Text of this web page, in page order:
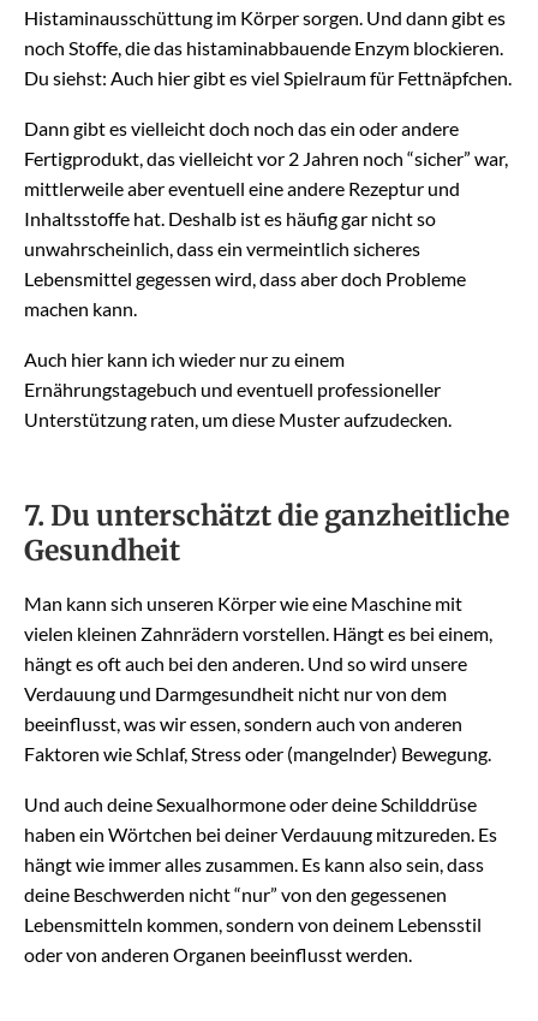
Histaminausschüttung im Körper sorgen. Und dann gibt es
noch Stoffe, die das histaminabbauende Enzym blockieren.
Du siehst: Auch hier gibt es viel Spielraum für Fettnäpfchen.
Dann gibt es vielleicht doch noch das ein oder andere
Fertigprodukt, das vielleicht vor 2 Jahren noch “sicher” war,
mittlerweile aber eventuell eine andere Rezeptur und
Inhaltsstoffe hat. Deshalb ist es häufig gar nicht so
unwahrscheinlich, dass ein vermeintlich sicheres
Lebensmittel gegessen wird, dass aber doch Probleme
machen kann.
Auch hier kann ich wieder nur zu einem
Ernährungstagebuch und eventuell professioneller
Unterstützung raten, um diese Muster aufzudecken.
7. Du unterschätzt die ganzheitliche
Gesundheit
Man kann sich unseren Körper wie eine Maschine mit
vielen kleinen Zahnrädern vorstellen. Hängt es bei einem,
hängt es oft auch bei den anderen. Und so wird unsere
Verdauung und Darmgesundheit nicht nur von dem
beeinflusst, was wir essen, sondern auch von anderen
Faktoren wie Schlaf, Stress oder (mangelnder) Bewegung.
Und auch deine Sexualhormone oder deine Schilddrüse
haben ein Wörtchen bei deiner Verdauung mitzureden. Es
hängt wie immer alles zusammen. Es kann also sein, dass
deine Beschwerden nicht “nur” von den gegessenen
Lebensmitteln kommen, sondern von deinem Lebensstil
oder von anderen Organen beeinflusst werden.